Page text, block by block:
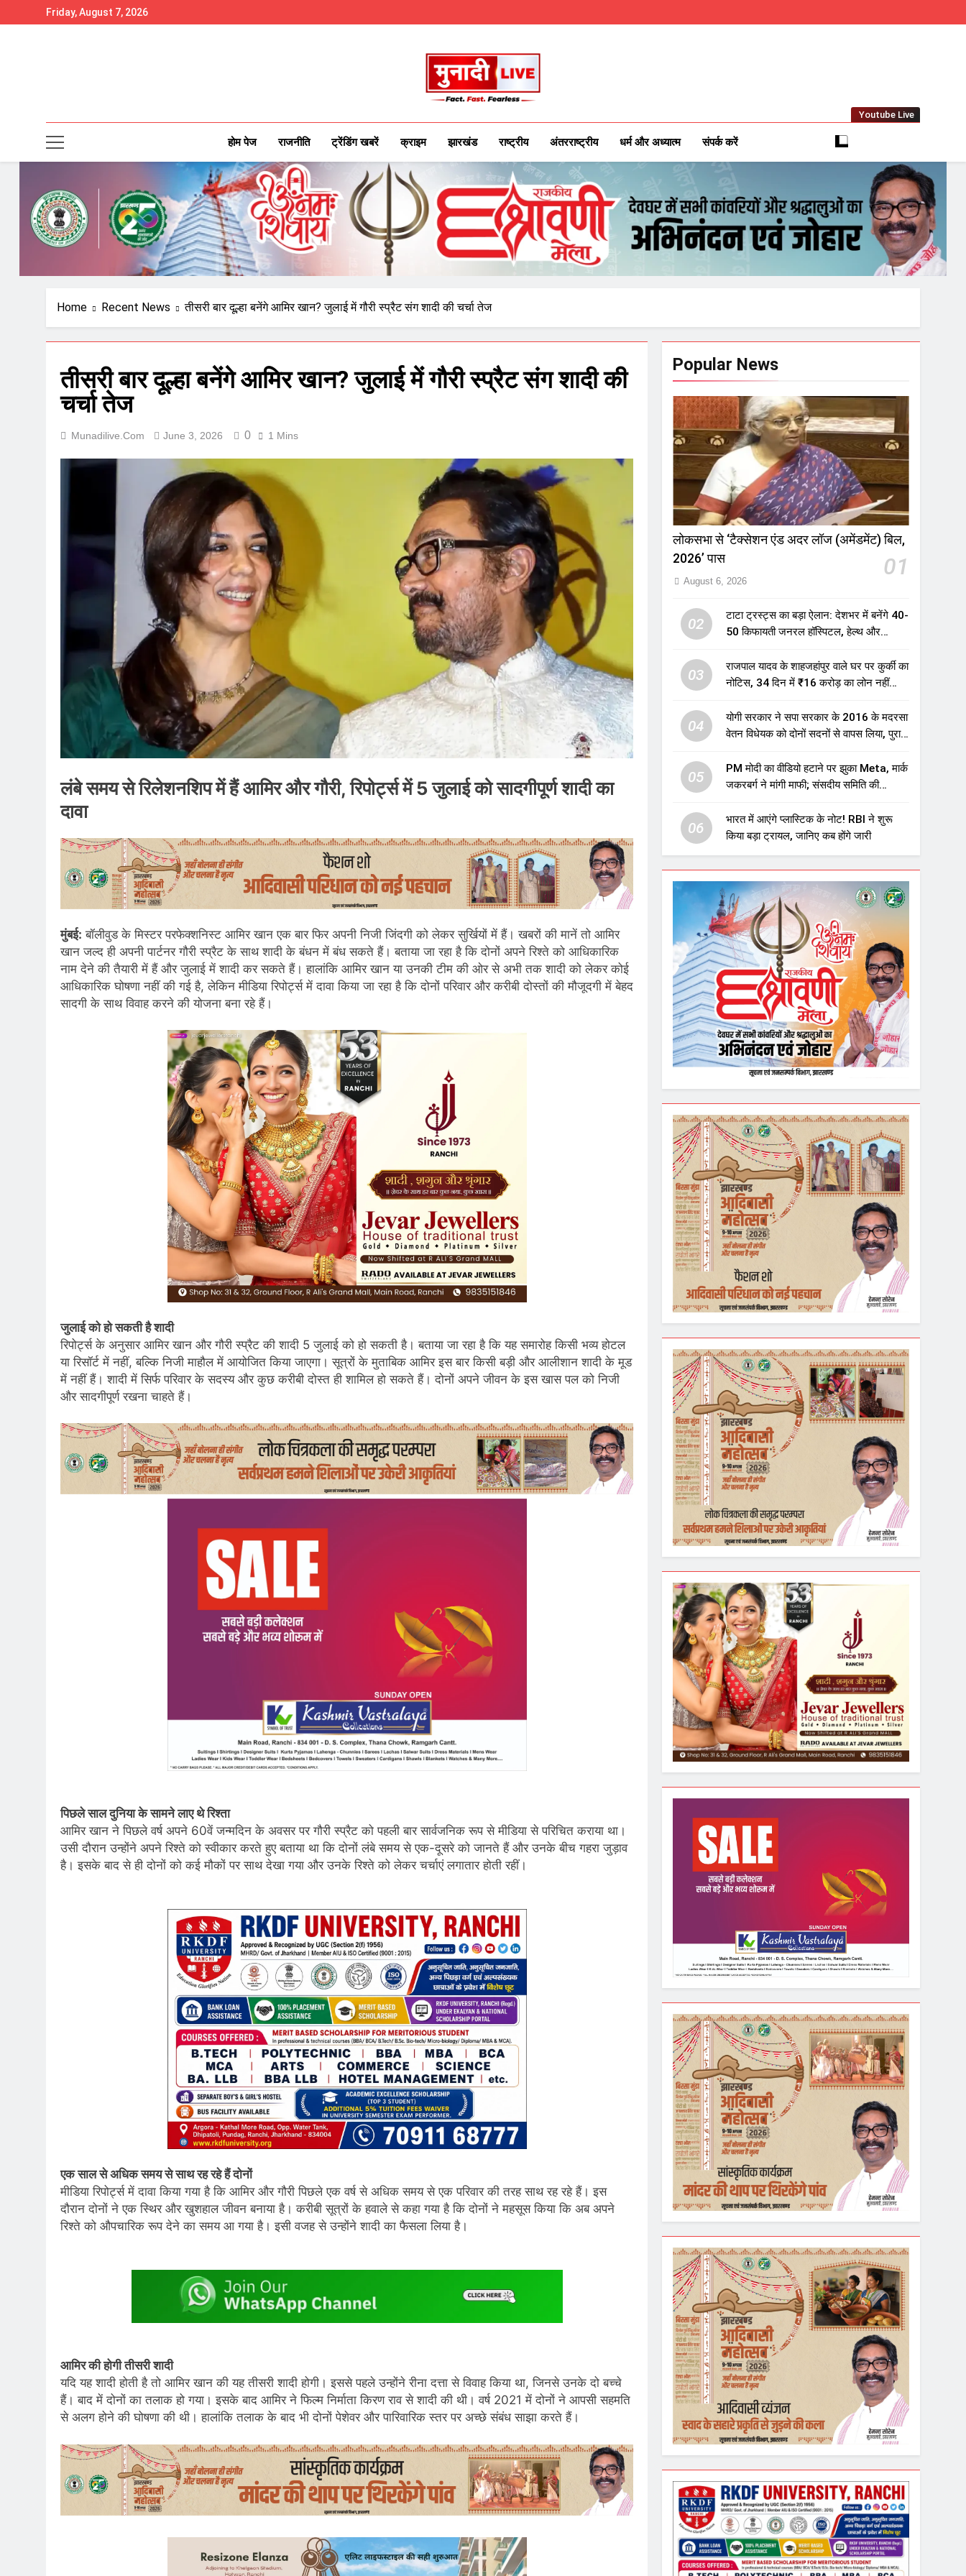
to
Friday, August 7, 2026
Munadilive.com
Munadi Live – Jharkhand's Leading Local News Network
Youtube Live
होम पेज राजनीति ट्रेंडिंग खबरें क्राइम झारखंड राष्ट्रीय अंतरराष्ट्रीय धर्म और अध्यात्म संपर्क करें
Home Recent News तीसरी बार दूल्हा बनेंगे आमिर खान? जुलाई में गौरी स्प्रैट संग शादी की चर्चा तेज
तीसरी बार दूल्हा बनेंगे आमिर खान? जुलाई में गौरी स्प्रैट संग शादी की
चर्चा तेज
Munadilive.com June 3, 2026 0 1 Mins
लंबे समय से रिलेशनशिप में हैं आमिर और गौरी, रिपोर्ट्स में 5 जुलाई को सादगीपूर्ण शादी का
दावा
मुंबई: बॉलीवुड के मिस्टर परफेक्शनिस्ट आमिर खान एक बार फिर अपनी निजी जिंदगी को लेकर सुर्खियों में हैं। खबरों की मानें तो आमिर
खान जल्द ही अपनी पार्टनर गौरी स्प्रैट के साथ शादी के बंधन में बंध सकते हैं। बताया जा रहा है कि दोनों अपने रिश्ते को आधिकारिक
नाम देने की तैयारी में हैं और जुलाई में शादी कर सकते हैं। हालांकि आमिर खान या उनकी टीम की ओर से अभी तक शादी को लेकर कोई
आधिकारिक घोषणा नहीं की गई है, लेकिन मीडिया रिपोर्ट्स में दावा किया जा रहा है कि दोनों परिवार और करीबी दोस्तों की मौजूदगी में बेहद
सादगी के साथ विवाह करने की योजना बना रहे हैं।
जुलाई को हो सकती है शादी
रिपोर्ट्स के अनुसार आमिर खान और गौरी स्प्रैट की शादी 5 जुलाई को हो सकती है। बताया जा रहा है कि यह समारोह किसी भव्य होटल
या रिसॉर्ट में नहीं, बल्कि निजी माहौल में आयोजित किया जाएगा। सूत्रों के मुताबिक आमिर इस बार किसी बड़ी और आलीशान शादी के मूड
में नहीं हैं। शादी में सिर्फ परिवार के सदस्य और कुछ करीबी दोस्त ही शामिल हो सकते हैं। दोनों अपने जीवन के इस खास पल को निजी
और सादगीपूर्ण रखना चाहते हैं।
पिछले साल दुनिया के सामने लाए थे रिश्ता
आमिर खान ने पिछले वर्ष अपने 60वें जन्मदिन के अवसर पर गौरी स्प्रैट को पहली बार सार्वजनिक रूप से मीडिया से परिचित कराया था।
उसी दौरान उन्होंने अपने रिश्ते को स्वीकार करते हुए बताया था कि दोनों लंबे समय से एक-दूसरे को जानते हैं और उनके बीच गहरा जुड़ाव
है। इसके बाद से ही दोनों को कई मौकों पर साथ देखा गया और उनके रिश्ते को लेकर चर्चाएं लगातार होती रहीं।
एक साल से अधिक समय से साथ रह रहे हैं दोनों
मीडिया रिपोर्ट्स में दावा किया गया है कि आमिर और गौरी पिछले एक वर्ष से अधिक समय से एक परिवार की तरह साथ रह रहे हैं। इस
दौरान दोनों ने एक स्थिर और खुशहाल जीवन बनाया है। करीबी सूत्रों के हवाले से कहा गया है कि दोनों ने महसूस किया कि अब अपने
रिश्ते को औपचारिक रूप देने का समय आ गया है। इसी वजह से उन्होंने शादी का फैसला लिया है।
आमिर की होगी तीसरी शादी
यदि यह शादी होती है तो आमिर खान की यह तीसरी शादी होगी। इससे पहले उन्होंने रीना दत्ता से विवाह किया था, जिनसे उनके दो बच्चे
हैं। बाद में दोनों का तलाक हो गया। इसके बाद आमिर ने फिल्म निर्माता किरण राव से शादी की थी। वर्ष 2021 में दोनों ने आपसी सहमति
से अलग होने की घोषणा की थी। हालांकि तलाक के बाद भी दोनों पेशेवर और पारिवारिक स्तर पर अच्छे संबंध साझा करते हैं।
Popular News
लोकसभा से ‘टैक्सेशन एंड अदर लॉज (अमेंडमेंट) बिल,
2026’ पास
01
August 6, 2026
02
टाटा ट्रस्ट्स का बड़ा ऐलान: देशभर में बनेंगे 40-
50 किफायती जनरल हॉस्पिटल, हेल्थ और
03
राजपाल यादव के शाहजहांपुर वाले घर पर कुर्की का
नोटिस, 34 दिन में ₹16 करोड़ का लोन नहीं
04
योगी सरकार ने सपा सरकार के 2016 के मदरसा
वेतन विधेयक को दोनों सदनों से वापस लिया, पुराने
उठाए सवाल
05
PM मोदी का वीडियो हटाने पर झुका Meta, मार्क
जकरबर्ग ने मांगी माफी; संसदीय समिति की
06
भारत में आएंगे प्लास्टिक के नोट! RBI ने शुरू
किया बड़ा ट्रायल, जानिए कब होंगे जारी